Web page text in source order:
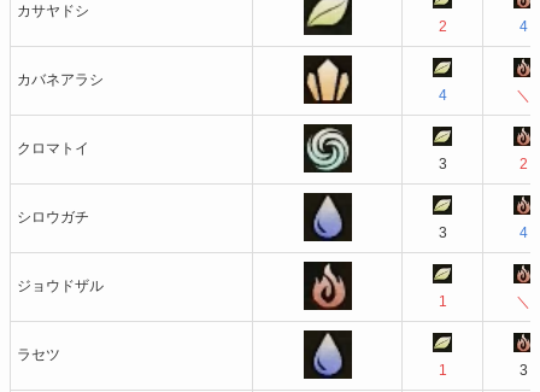
カサヤドシ
2
4
カバネアラシ
4
＼
クロマトイ
3
2
シロウガチ
3
4
ジョウドザル
1
＼
ラセツ
1
3